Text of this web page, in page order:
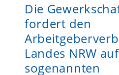
Die
fordert den
Landes NRW
sogenannten